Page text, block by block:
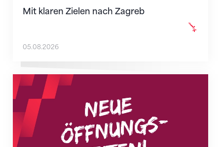
Mit klaren Zielen nach Zagreb
05.08.2026
Neue Empfangszeiten ab 1. August 2026